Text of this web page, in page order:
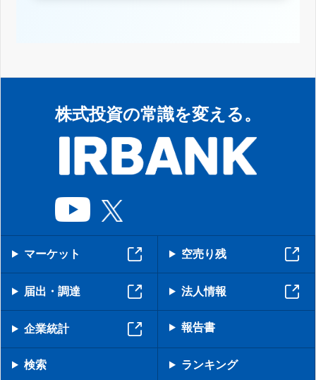
株式投資の常識を変える。
マーケット 空売り残
届出・調達 法人情報
企業統計 報告書
検索 ランキング